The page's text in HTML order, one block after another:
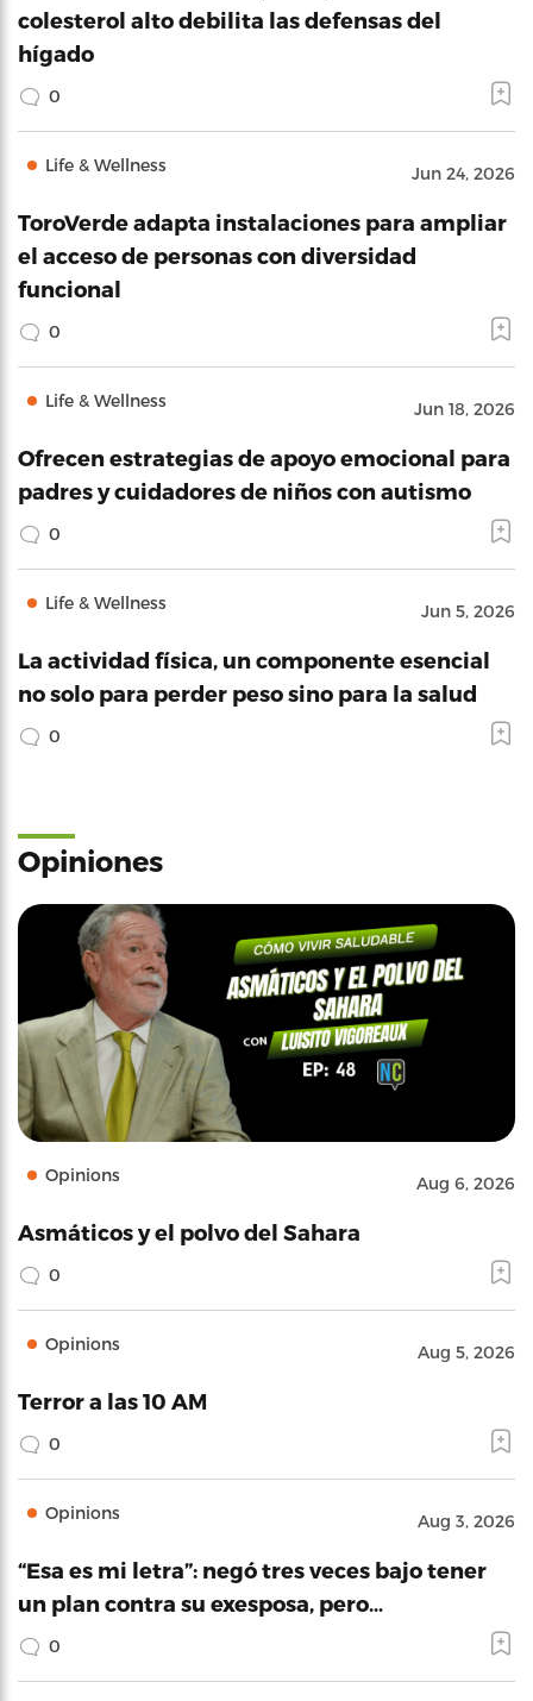
colesterol alto debilita las defensas del
hígado
0
Life & Wellness Jun 24, 2026
ToroVerde adapta instalaciones para ampliar
el acceso de personas con diversidad
funcional
0
Life & Wellness Jun 18, 2026
Ofrecen estrategias de apoyo emocional para
padres y cuidadores de niños con autismo
0
Life & Wellness Jun 5, 2026
La actividad física, un componente esencial
no solo para perder peso sino para la salud
0
Opiniones
Opinions Aug 6, 2026
Asmáticos y el polvo del Sahara
0
Opinions Aug 5, 2026
Terror a las 10 AM
0
Opinions Aug 3, 2026
“Esa es mi letra”: negó tres veces bajo tener
un plan contra su exesposa, pero…
0